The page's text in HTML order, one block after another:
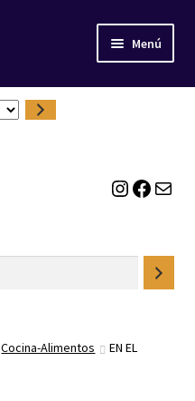
Menú
Instagram Facebook Correo electrónico
Cocina-Alimentos
EN EL